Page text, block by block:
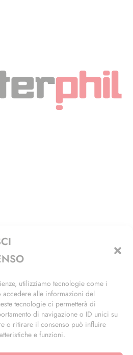
utilizziamo tecnologie come i
alle informazioni del
tecnologie ci permetterà di
di navigazione o ID unici su
o ritirare il consenso può influire
e funzioni.
Sul Naviglio (MI)